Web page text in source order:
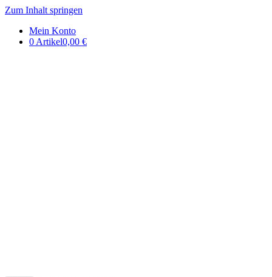
DE | Auerbachs Keller
Onlineshop
Zum Inhalt springen
Mein Konto
0 Artikel0,00 €